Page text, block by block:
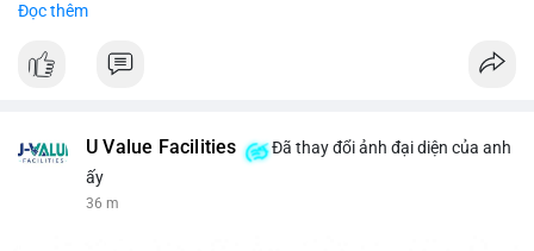
$btc#btc
#vlikevn #titanbot
Đọc thêm
U Value Facilities
Đã thay đổi ảnh đại diện của anh
ấy
36 m